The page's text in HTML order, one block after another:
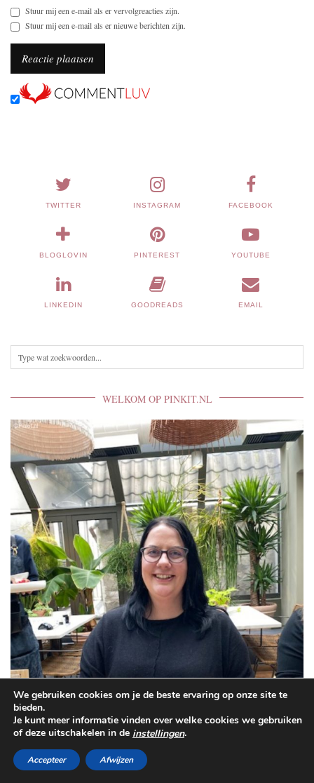
Stuur mij een e-mail als er vervolgreacties zijn.
Stuur mij een e-mail als er nieuwe berichten zijn.
TWITTER INSTAGRAM FACEBOOK
BLOGLOVIN PINTEREST YOUTUBE
LINKEDIN GOODREADS EMAIL
WELKOM OP PINKIT.NL
We gebruiken cookies om je de beste ervaring op onze site te
bieden.
Je kunt meer informatie vinden over welke cookies we gebruiken
of deze uitschakelen in de instellingen.
Accepteer Afwijzen